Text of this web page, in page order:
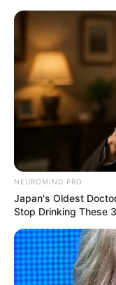
NEUROMIND PRO
Japan's Oldest
Stop Drinking These